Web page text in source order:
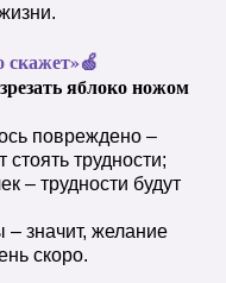
скажет»🍏
яблоко ножом
повреждено –
стоять трудности;
– трудности будут
– значит, желание
скоро.